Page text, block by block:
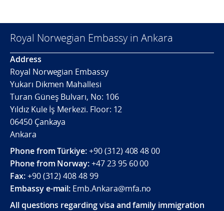
Royal Norwegian Embassy in Ankara
Address
Royal Norwegian Embassy
Yukarı Dikmen Mahallesi
Turan Güneş Bulvarı, No: 106
Yıldız Kule İş Merkezi. Floor: 12
06450 Çankaya
Ankara
Phone from Türkiye:+90 (312) 408 48 00
Phone from Norway:+47 23 95 60 00
Fax:+90 (312) 408 48 99
Embassy e-mail: Emb.Ankara@mfa.no
All questions regarding visa and family immigration